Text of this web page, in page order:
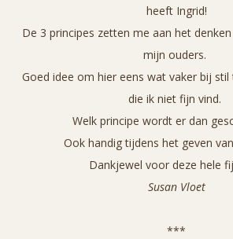
heeft Ingrid!
De 3 principes zetten me aan het
mijn ouders.
Goed idee om hier eens wat vaker bij
die ik niet fijn vind.
Welk principe wordt er dan
Ook handig tijdens het geven
Dankjewel voor deze hele
Susan Vloet
***